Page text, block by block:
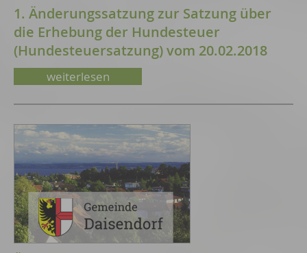
1. Änderungssatzung zur Satzung über
die Erhebung der Hundesteuer
(Hundesteuersatzung) vom 20.02.2018
weiterlesen